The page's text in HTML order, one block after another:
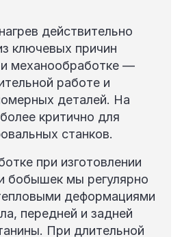
действительно
ключевых причин
механообработке —
работе и
деталей. На
критично для
станков.
при изготовлении
бобышек мы регулярно
деформациями
передней и задней
При длительной